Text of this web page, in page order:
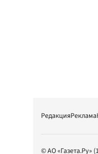
РедакцияРеклама
© АО «Газета.Ру»